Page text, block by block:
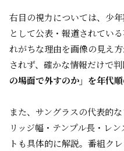
右目の視力については、少
として公表・報道されてい
れがちな理由を画像の見え
されず、確かな情報だけで判
の場面で外すのか」を年代
また、サングラスの代表的
リッジ幅・テンプル長・レ
トも具体的に解説。番組ク